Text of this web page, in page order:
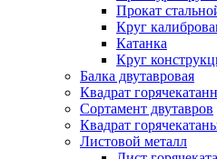
Прокат
Круг
Катанка
Круг
Балка двутавровая
Квадрат
Сортамент двутавров
Квадрат
Листовой металл